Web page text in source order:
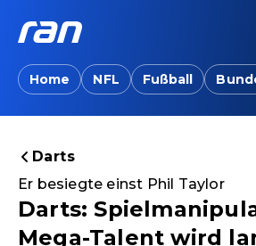
Home NFL Fußball
Darts
Er besiegte einst Phil Taylor
Darts:
Mega-Talent wird